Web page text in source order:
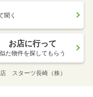
聞く
お店に行って
似た物件を探してもらう
スターツ長崎（株）